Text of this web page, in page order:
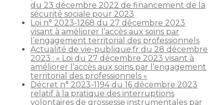
du 23 décembre 2022 de financement de la
sécurité sociale pour 2023
Loi n° 2023-1268 du 27 décembre 2023
visant à améliorer l’accès aux soins par
l’engagement territorial des professionnels
Actualité de vie-publique.fr du 28 décembre
2023 : « Loi du 27 décembre 2023 visant à
améliorer l’accès aux soins par l’engagement
territorial des professionnels »
Décret n° 2023-1194 du 16 décembre 2023
relatif à la pratique des interruptions
volontaires de grossesse instrumentales par